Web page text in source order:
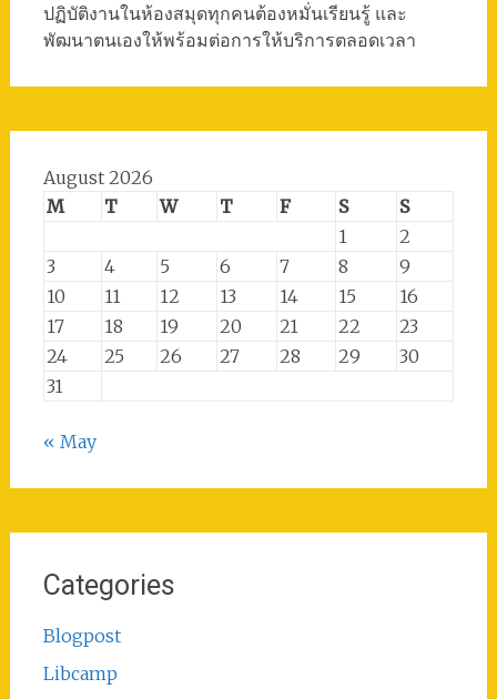
ปฏิบัติงานในห้องสมุดทุกคนต้องหมั่นเรียนรู้ และ
พัฒนาตนเองให้พร้อมต่อการให้บริการตลอดเวลา
August 2026
M
T W T F S
S
1
2
3
4 5 6 7 8
9
10
11 12 13 14 15
16
17
18 19 20 21 22
23
24
25 26 27 28 29
30
31
« May
Categories
Blogpost
Libcamp